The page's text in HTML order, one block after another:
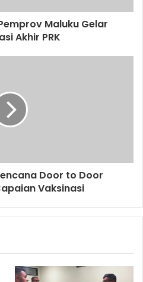
Maluku Gelar
Akhir PRK
Door to Door
Vaksinasi